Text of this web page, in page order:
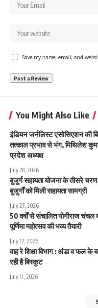
Save my name, email, and
You Might Also Like
इंडियन जर्नलिस्ट एसोसिएशन की
तत्काल प्रभाव से भंग, मिथिलेश
प्रदेश अध्यक्ष
July 28, 2026
बुजुर्ग सहायता योजना के तीसरे
बुजुर्गों को मिली सहायता सामग्री
July 27, 2026
50 वर्षों से संचालित योगीराज
पूर्णिमा महोत्सव की भव्य तैयारी
July 17, 2026
वाह रे शिक्षा विभाग : अंडा व फल के
रही है बिस्कुट
July 11, 2026